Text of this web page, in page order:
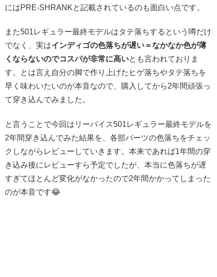
にはPRE-SHRANKと記載されているのも面白い点です。
また501レギュラー最終モデルはタテ落ちするという噂だけ
でなく、実はインディゴの色落ちが遅い＝なかなか色が薄
くならないのでコスパが非常に高いとも言われておりま
す。とは言え自分の脚で作り上げたヒゲ落ちやタテ落ちを
早く味わいたいのが本音なので、購入してから2年間頑張っ
て穿き込んでみました。
と言うことで今回はリーバイス501レギュラー最終モデルを
2年間穿き込んでみた結果を、各部パーツの色落ちをチェッ
クしながらレビューしていきます。本来であれば1年間の穿
き込み後にレビューすら予定でしたが、本当に色落ちが遅
すぎてほとんど変化がなかったので2年間かかってしまった
のが本音です😂